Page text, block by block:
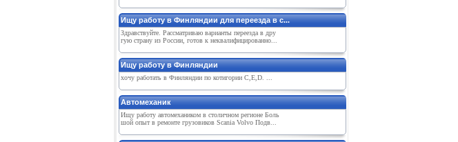
Ищу работу в Финляндии для переезда в с...
Здравствуйте. Рассматриваю варианты переезда в дру
гую страну из России, готов к неквалифицированно...
Ищу работу в Финляндии
хочу работать в Финляндии по котигории C,E,D. ...
Автомеханик
Ищу работу автомехаником в столичном регионе Боль
шой опыт в ремонте грузовиков Scania Volvo Подв...